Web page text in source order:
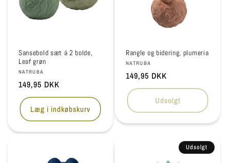
Sansebold sæt á 2 bolde,
Leaf grøn
Forhandler:
NATRUBA
Normalpris
149,95 DKK
Læg i indkøbskurv
Rangle og bidering, plumeria
Forhandler:
NATRUBA
Normalpris
149,95 DKK
Udsolgt
Udsolgt